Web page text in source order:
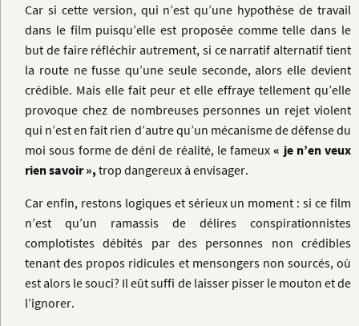
Car si cette version, qui n’est qu’une hypothèse de travail
dans le film puisqu’elle est proposée comme telle dans le
but de faire réfléchir autrement, si ce narratif alternatif tient
la route ne fusse qu’une seule seconde, alors elle devient
crédible. Mais elle fait peur et elle effraye tellement qu’elle
provoque chez de nombreuses personnes un rejet violent
qui n’est en fait rien d’autre qu’un mécanisme de défense du
moi sous forme de déni de réalité, le fameux« je n’en veux
rien savoir », trop dangereux à envisager.
Car enfin, restons logiques et sérieux un moment : si ce film
n’est qu’un ramassis de délires conspirationnistes
complotistes débités par des personnes non crédibles
tenant des propos ridicules et mensongers non sourcés, où
est alors le souci? Il eût suffi de laisser pisser le mouton et de
l’ignorer.